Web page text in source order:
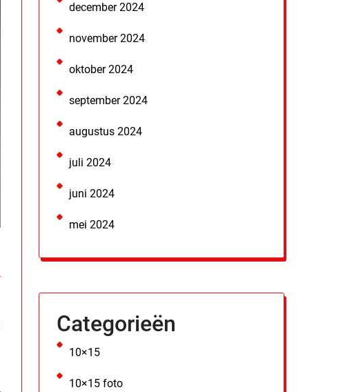
december 2024
november 2024
oktober 2024
september 2024
augustus 2024
juli 2024
juni 2024
mei 2024
Categorieën
10×15
10×15 foto